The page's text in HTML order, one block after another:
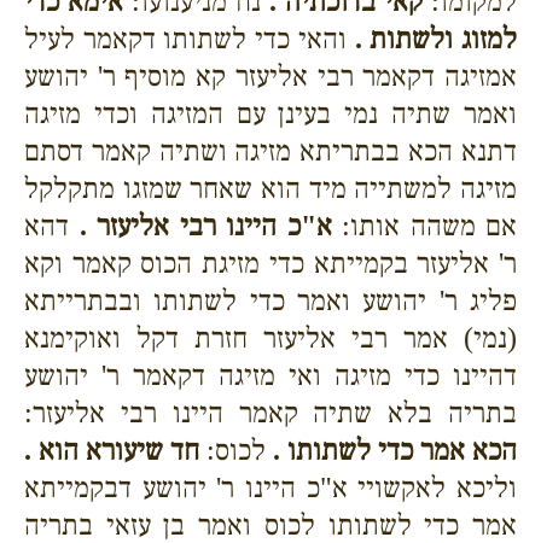
למזוג ולשתות . והאי כדי לשתותו דקאמר לעיל
אמזיגה דקאמר רבי אליעזר קא מוסיף ר' יהושע
ואמר שתיה נמי בעינן עם המזיגה וכדי מזיגה
דתנא הכא בבתריתא מזיגה ושתיה קאמר דסתם
מזיגה למשתייה מיד הוא שאחר שמזגו מתקלקל
אם משהה אותו:א"כ היינו רבי אליעזר . דהא
ר' אליעזר בקמייתא כדי מזיגת הכוס קאמר וקא
פליג ר' יהושע ואמר כדי לשתותו ובבתרייתא
(נמי) אמר רבי אליעזר חזרת דקל ואוקימנא
דהיינו כדי מזיגה ואי מזיגה דקאמר ר' יהושע
בתריה בלא שתיה קאמר היינו רבי אליעזר:
הכא אמר כדי לשתותו . לכוס: חד שיעורא הוא .
וליכא לאקשויי א"כ היינו ר' יהושע דבקמייתא
אמר כדי לשתותו לכוס ואמר בן עזאי בתריה